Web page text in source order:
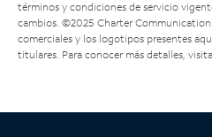
términos y condiciones de servicio
cambios. ©2025 Charter
comerciales y los logotipos presentes
titulares. Para conocer más detalles, visita